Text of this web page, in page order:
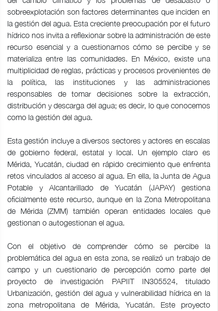
sobreexplotación son factores determinantes que inciden en
la gestión del agua. Esta creciente preocupación por el futuro
hídrico nos invita a reflexionar sobre la administración de este
recurso esencial y a cuestionarnos cómo se percibe y se
materializa entre las comunidades. En México, existe una
multiplicidad de reglas, prácticas y procesos provenientes de
la política, las instituciones y las administraciones
responsables de tomar decisiones sobre la extracción,
distribución y descarga del agua; es decir, lo que conocemos
como la gestión del agua.
Esta gestión incluye a diversos sectores y actores en escalas
de gobierno federal, estatal y local. Un ejemplo claro es
Mérida, Yucatán, ciudad en rápido crecimiento que enfrenta
retos vinculados al acceso al agua. En ella, la Junta de Agua
Potable y Alcantarillado de Yucatán (JAPAY) gestiona
oficialmente este recurso, aunque en la Zona Metropolitana
de Mérida (ZMM) también operan entidades locales que
gestionan o autogestionan el agua.
Con el objetivo de comprender cómo se percibe la
problemática del agua en esta zona, se realizó un trabajo de
campo y un cuestionario de percepción como parte del
proyecto de investigación PAPIIT IN305524, titulado
Urbanización, gestión del agua y vulnerabilidad hídrica en la
zona metropolitana de Mérida, Yucatán. Este proyecto